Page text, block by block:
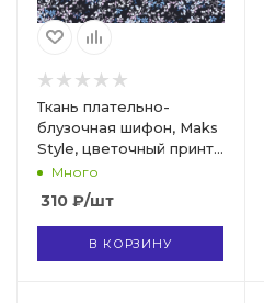
Ткань плательно-
блузочная шифон, Maks
Style, цветочный принт,
арт B 05Z 2403
Много
310 ₽/шт
В КОРЗИНУ